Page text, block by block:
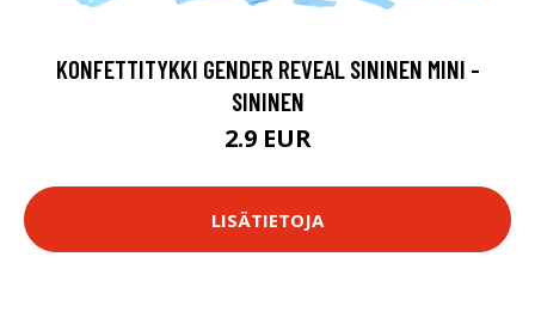
KONFETTITYKKI GENDER REVEAL SININEN MINI -
SININEN
2.9 EUR
LISÄTIETOJA